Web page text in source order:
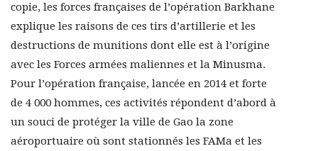
copie, les forces françaises de l’opération Barkhane
explique les raisons de ces tirs d’artillerie et les
destructions de munitions dont elle est à l’origine
avec les Forces armées maliennes et la Minusma.
Pour l’opération française, lancée en 2014 et forte
de 4 000 hommes, ces activités répondent d’abord à
un souci de protéger la ville de Gao la zone
aéroportuaire où sont stationnés les FAMa et les